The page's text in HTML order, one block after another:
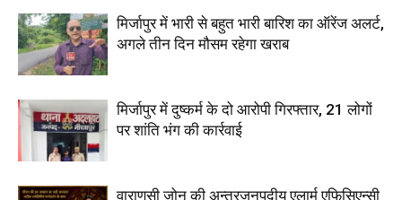
मिर्जापुर में भारी से बहुत भारी बारिश का ऑरेंज अलर्ट,
अगले तीन दिन मौसम रहेगा खराब
मिर्जापुर में दुष्कर्म के दो आरोपी गिरफ्तार, 21 लोगों
पर शांति भंग की कार्रवाई
वाराणसी जोन की अन्तरजनपदीय एलार्म एफिसिएन्सी